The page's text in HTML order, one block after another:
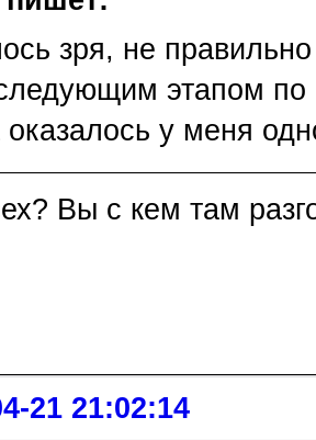
зря, не
этапом по
оказалось у меня
Вы с кем там
21 21:02:14